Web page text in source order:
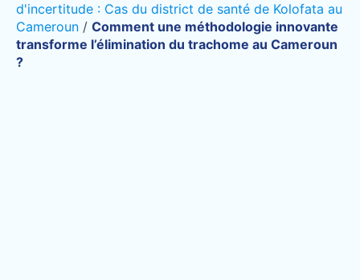
d'incertitude : Cas du district de santé de Kolofata au
Cameroun / Comment une méthodologie innovante
transforme l’élimination du trachome au Cameroun
?